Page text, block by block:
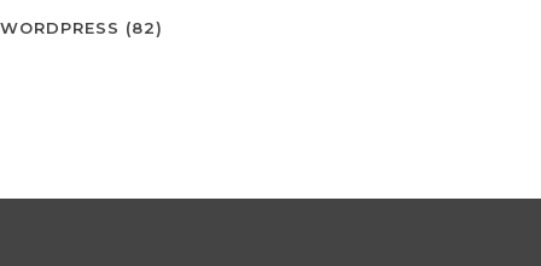
WORDPRESS (82)